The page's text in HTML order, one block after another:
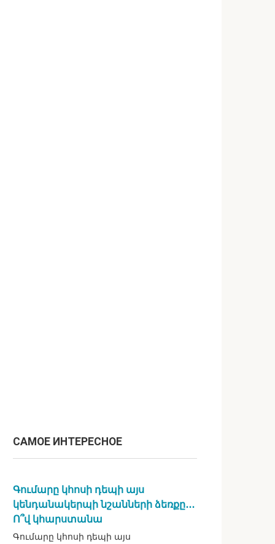
САМОЕ ИНТЕРЕСНОЕ
Գումարը կհոսի դեպի այս
կենդանակերպի նշանների ձեռքը․․․
Ո՞վ կհարստանա
Գումարը կհոսի դեպի այս